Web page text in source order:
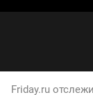
Friday.ru